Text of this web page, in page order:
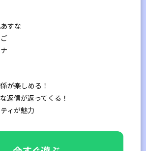
すな
が楽しめる！
返信が返ってくる！
ィが魅力